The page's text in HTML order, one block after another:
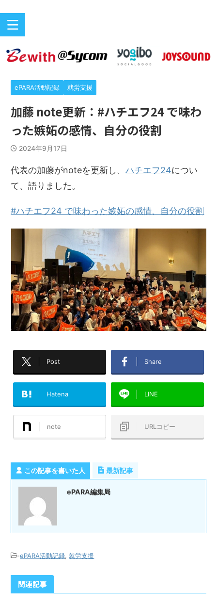
ePARA活動記録 就労支援
加藤 note更新：#ハチエフ24 で味わ
った嫉妬の感情、自分の役割
2024年9月17日
代表の加藤がnoteを更新し、ハチエフ24につい
て、語りました。
#ハチエフ24 で味わった嫉妬の感情、自分の役割
Post Share
Hatena LINE
note URLコピー
この記事を書いた人 最新記事
ePARA編集局
-ePARA活動記録 就労支援
関連記事